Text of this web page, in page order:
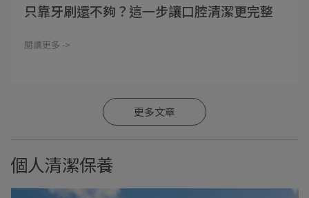
只靠牙刷還不夠？這一步讓口腔清潔更完整
閱讀更多 ->
更多文章
個人清潔保養